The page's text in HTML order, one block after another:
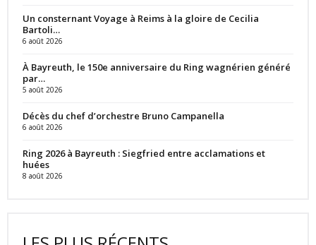
Un consternant Voyage à Reims à la gloire de Cecilia
Bartoli…
6 août 2026
À Bayreuth, le 150e anniversaire du Ring wagnérien généré
par…
5 août 2026
Décès du chef d’orchestre Bruno Campanella
6 août 2026
Ring 2026 à Bayreuth : Siegfried entre acclamations et
huées
8 août 2026